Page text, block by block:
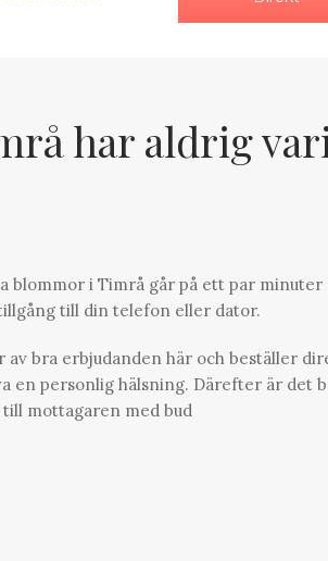
har aldrig
blommor i Timrå går på ett par minuter
till din telefon eller dator.
bra erbjudanden här och beställer
en personlig hälsning. Därefter är det
mottagaren med bud